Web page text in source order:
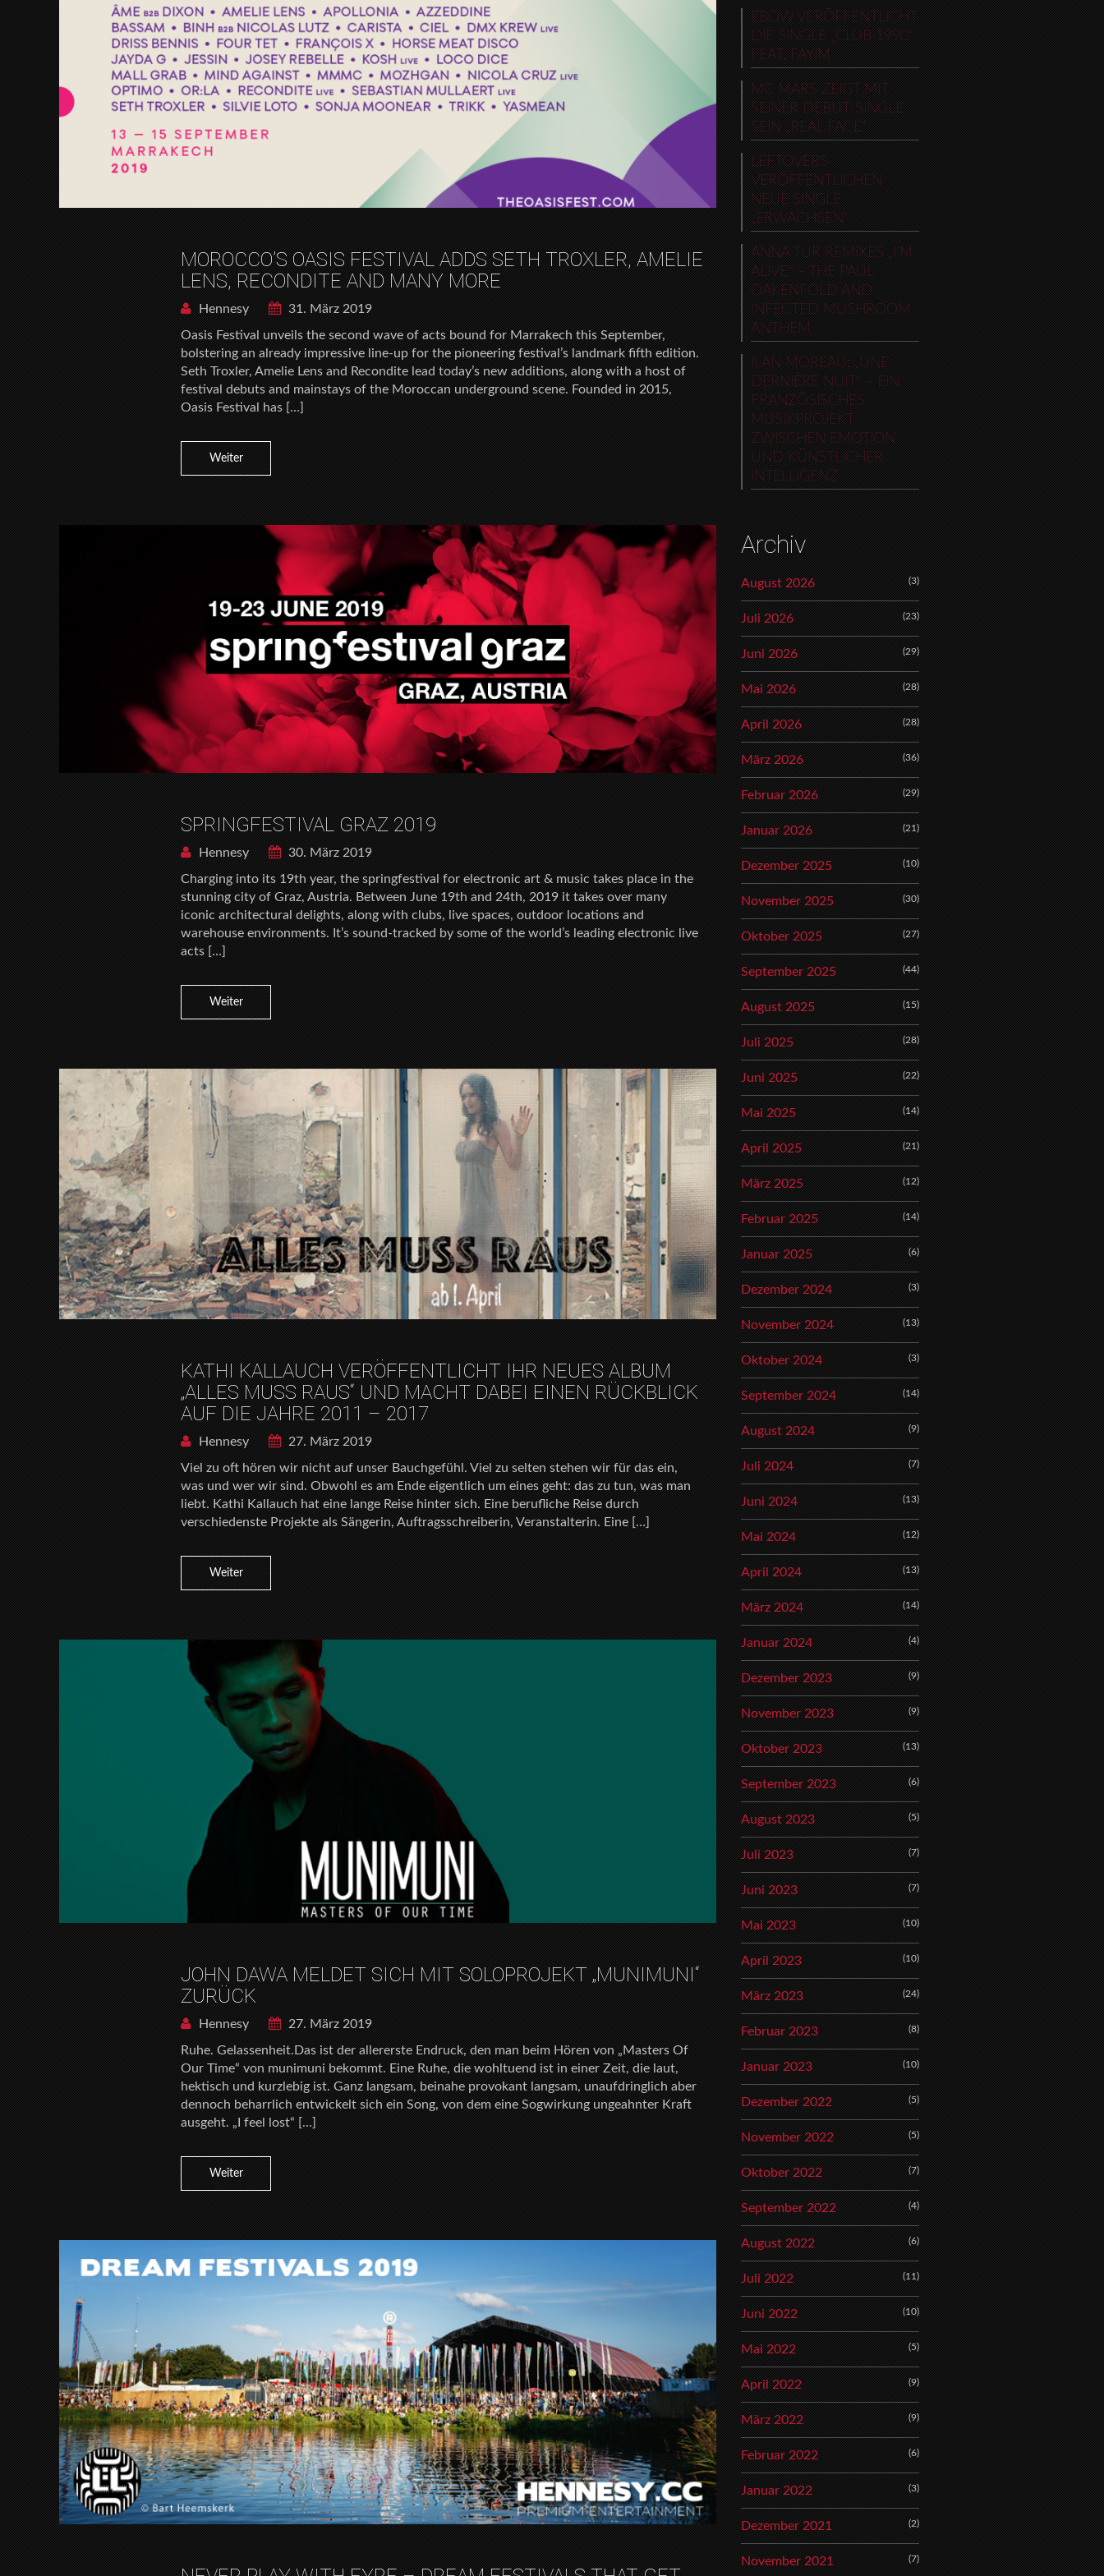
MOROCCO’S OASIS FESTIVAL ADDS SETH TROXLER, AMELIE
LENS, RECONDITE AND MANY MORE
Hennesy
31. März 2019
Oasis Festival unveils the second wave of acts bound for Marrakech this September,
bolstering an already impressive line-up for the pioneering festival’s landmark fifth edition.
Seth Troxler, Amelie Lens and Recondite lead today’s new additions, along with a host of
festival debuts and mainstays of the Moroccan underground scene. Founded in 2015,
Oasis Festival has […]
Weiter
SPRINGFESTIVAL GRAZ 2019
Hennesy
30. März 2019
Charging into its 19th year, the springfestival for electronic art & music takes place in the
stunning city of Graz, Austria. Between June 19th and 24th, 2019 it takes over many
iconic architectural delights, along with clubs, live spaces, outdoor locations and
warehouse environments. It’s sound-tracked by some of the world’s leading electronic live
acts […]
Weiter
KATHI KALLAUCH VERÖFFENTLICHT IHR NEUES ALBUM
„ALLES MUSS RAUS“ UND MACHT DABEI EINEN RÜCKBLICK
AUF DIE JAHRE 2011 – 2017
Hennesy
27. März 2019
Viel zu oft hören wir nicht auf unser Bauchgefühl. Viel zu selten stehen wir für das ein,
was und wer wir sind. Obwohl es am Ende eigentlich um eines geht: das zu tun, was man
liebt. Kathi Kallauch hat eine lange Reise hinter sich. Eine berufliche Reise durch
verschiedenste Projekte als Sängerin, Auftragsschreiberin, Veranstalterin. Eine […]
Weiter
JOHN DAWA MELDET SICH MIT SOLOPROJEKT „MUNIMUNI“
ZURÜCK
Hennesy
27. März 2019
Ruhe. Gelassenheit.Das ist der allererste Endruck, den man beim Hören von „Masters Of
Our Time“ von munimuni bekommt. Eine Ruhe, die wohltuend ist in einer Zeit, die laut,
hektisch und kurzlebig ist. Ganz langsam, beinahe provokant langsam, unaufdringlich aber
dennoch beharrlich entwickelt sich ein Song, von dem eine Sogwirkung ungeahnter Kraft
ausgeht. „I feel lost“ […]
Weiter
EBOW VERÖFFENTLICHT
DIE SINGLE „CLUB 1990“
FEAT. FAYIM
MC MARS ZEIGT MIT
SEINER DEBUT-SINGLE
SEIN „REAL FACE“
LEFTOVERS
VERÖFFENTLICHEN
NEUE SINGLE
„ERWACHSEN“
ANNA TUR REMIXES „I’M
ALIVE“ – THE PAUL
OAKENFOLD AND
INFECTED MUSHROOM
ANTHEM
ILAN MOREAU: „UNE
DERNIÈRE NUIT“ – EIN
FRANZÖSISCHES
MUSIKPROJEKT
ZWISCHEN EMOTION
UND KÜNSTLICHER
INTELLIGENZ
Archiv
August 2026 (3)
Juli 2026 (23)
Juni 2026 (29)
Mai 2026 (28)
April 2026 (28)
März 2026 (36)
Februar 2026 (29)
Januar 2026 (21)
Dezember 2025 (10)
November 2025 (30)
Oktober 2025 (27)
September 2025 (44)
August 2025 (15)
Juli 2025 (28)
Juni 2025 (22)
Mai 2025 (14)
April 2025 (21)
März 2025 (12)
Februar 2025 (14)
Januar 2025 (6)
Dezember 2024 (3)
November 2024 (13)
Oktober 2024 (3)
September 2024 (14)
August 2024 (9)
Juli 2024 (7)
Juni 2024 (13)
Mai 2024 (12)
April 2024 (13)
März 2024 (14)
Januar 2024 (4)
Dezember 2023 (9)
November 2023 (9)
Oktober 2023 (13)
September 2023 (6)
August 2023 (5)
Juli 2023 (7)
Juni 2023 (7)
Mai 2023 (10)
April 2023 (10)
März 2023 (24)
Februar 2023 (8)
Januar 2023 (10)
Dezember 2022 (5)
November 2022 (5)
Oktober 2022 (7)
September 2022 (4)
August 2022 (6)
Juli 2022 (11)
Juni 2022 (10)
Mai 2022 (5)
April 2022 (9)
März 2022 (9)
Februar 2022 (6)
Januar 2022 (3)
Dezember 2021 (2)
November 2021 (7)